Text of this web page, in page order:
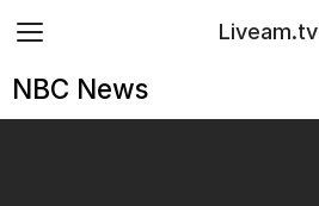
Liveam.tv
NBC News